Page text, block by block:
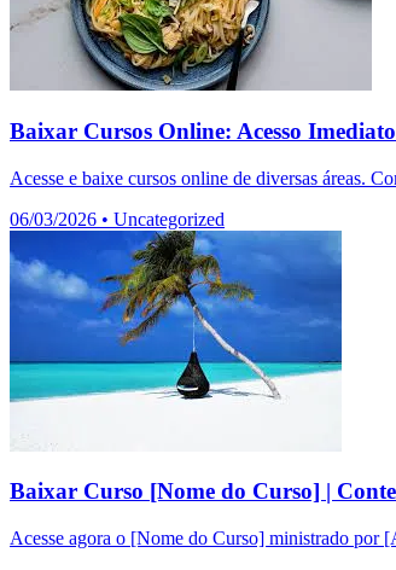
Baixar Cursos Online: Acesso
Acesse e baixe cursos online de diversas áreas.
06/03/2026 • Uncategorized
Baixar Curso [Nome do Curso] |
Acesse agora o [Nome do Curso] ministrado por